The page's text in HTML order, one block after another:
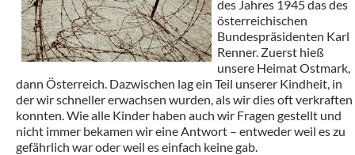
des Jahres 1945 das des
österreichischen
Bundespräsidenten Karl
Renner. Zuerst hieß
unsere Heimat Ostmark,
dann Österreich. Dazwischen lag ein Teil unserer Kindheit, in
der wir schneller erwachsen wurden, als wir dies oft verkraften
konnten. Wie alle Kinder haben auch wir Fragen gestellt und
nicht immer bekamen wir eine Antwort – entweder weil es zu
gefährlich war oder weil es einfach keine gab.